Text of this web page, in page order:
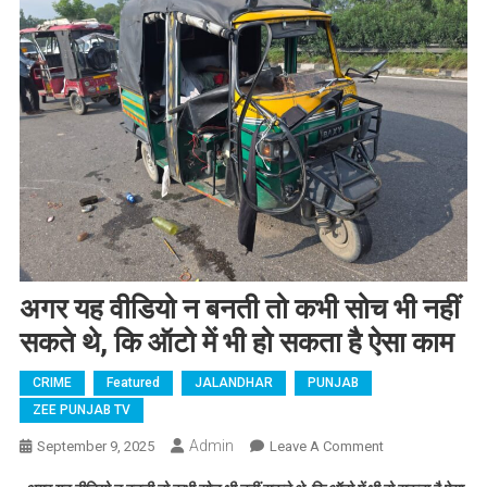
अगर यह वीडियो न बनती तो कभी सोच भी नहीं
सकते थे, कि ऑटो में भी हो सकता है ऐसा काम
CRIME Featured JALANDHAR
PUNJAB
ZEE PUNJAB TV
September 9, 2025 Admin Leave A CommentOn अगर यह